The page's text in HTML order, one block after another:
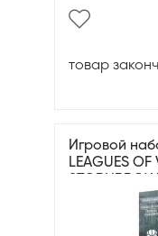
товар
Игровой
LEAGUES OF